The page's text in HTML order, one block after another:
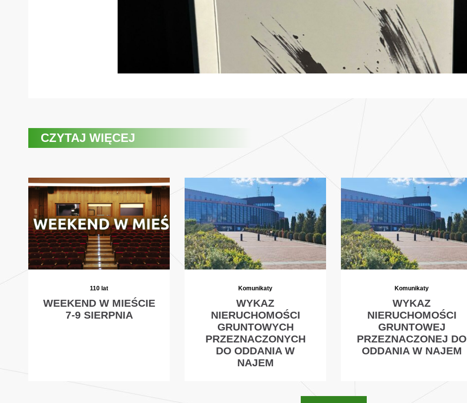
CZYTAJ WIĘCEJ
110 lat
WEEKEND W MIEŚCIE
7-9 SIERPNIA
Komunikaty
WYKAZ
NIERUCHOMOŚCI
GRUNTOWYCH
PRZEZNACZONYCH
DO ODDANIA W
NAJEM
Komunikaty
WYKAZ
NIERUCHOMOŚCI
GRUNTOWEJ
PRZEZNACZONEJ DO
ODDANIA W NAJEM